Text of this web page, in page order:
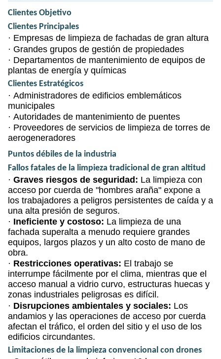
Clientes Objetivo
Clientes Principales
· Empresas de limpieza de fachadas de gran altura
· Grandes grupos de gestión de propiedades
· Departamentos de mantenimiento de equipos de
plantas de energía y químicas
Clientes Estratégicos
· Administradores de edificios emblemáticos
municipales
· Autoridades de mantenimiento de puentes
· Proveedores de servicios de limpieza de torres de
aerogeneradores
Puntos débiles de la industria
Fallos fatales de la limpieza tradicional de gran altitud
· Graves riesgos de seguridad: La limpieza con
acceso por cuerda de "hombres araña" expone a
los trabajadores a peligros persistentes de caída y a
una alta presión de seguros.
· Ineficiente y costoso: La limpieza de una
fachada superalta a menudo requiere grandes
equipos, largos plazos y un alto costo de mano de
obra.
· Restricciones operativas: El trabajo se
interrumpe fácilmente por el clima, mientras que el
acceso manual a vidrio curvo, estructuras huecas y
zonas industriales peligrosas es difícil.
· Disrupciones ambientales y sociales: Los
andamios y las operaciones de acceso por cuerda
afectan el tráfico, el orden del sitio y el uso de los
edificios circundantes.
Limitaciones de la limpieza convencional con drones